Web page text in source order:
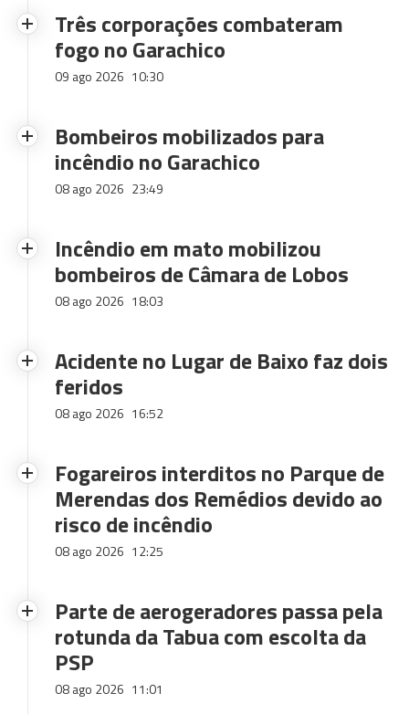
Três corporações combateram
fogo no Garachico
09 ago 2026 10:30
Bombeiros mobilizados para
incêndio no Garachico
08 ago 2026 23:49
Incêndio em mato mobilizou
bombeiros de Câmara de Lobos
08 ago 2026 18:03
Acidente no Lugar de Baixo faz dois
feridos
08 ago 2026 16:52
Fogareiros interditos no Parque de
Merendas dos Remédios devido ao
risco de incêndio
08 ago 2026 12:25
Parte de aerogeradores passa pela
rotunda da Tabua com escolta da
PSP
08 ago 2026 11:01